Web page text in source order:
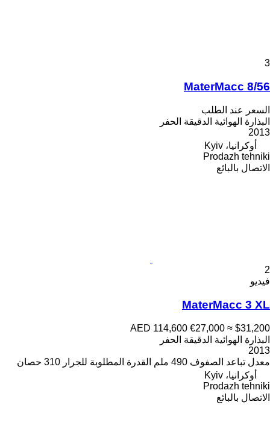
3
MaterMacc 8/56
السعر عند الطلب
البذارة الهوائية الدقيقة الحفر
2013
أوكرانيا، Kyiv
Prodazh tehniki
الاتصال بالبائع
2
فيديو
MaterMacc 3 XL
AED 114,600 €27,000 ≈ $31,200
البذارة الهوائية الدقيقة الحفر
2013
معدل تباعد الصفوف 490 ملم القدرة المطلوبة للجرار 310 حصان
أوكرانيا، Kyiv
Prodazh tehniki
الاتصال بالبائع